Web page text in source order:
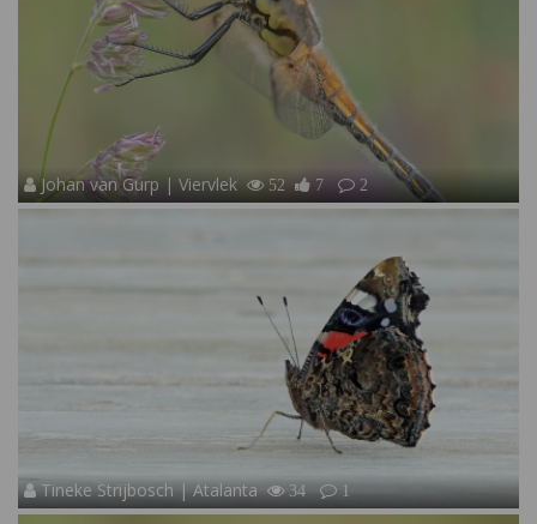
Johan van Gurp | Viervlek 52 7 2
Tineke Strijbosch | Atalanta 34 1